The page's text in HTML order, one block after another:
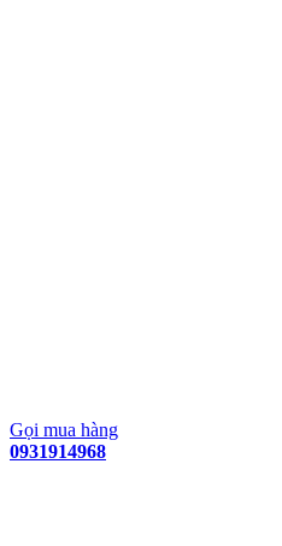
Gọi mua hàng
0931914968